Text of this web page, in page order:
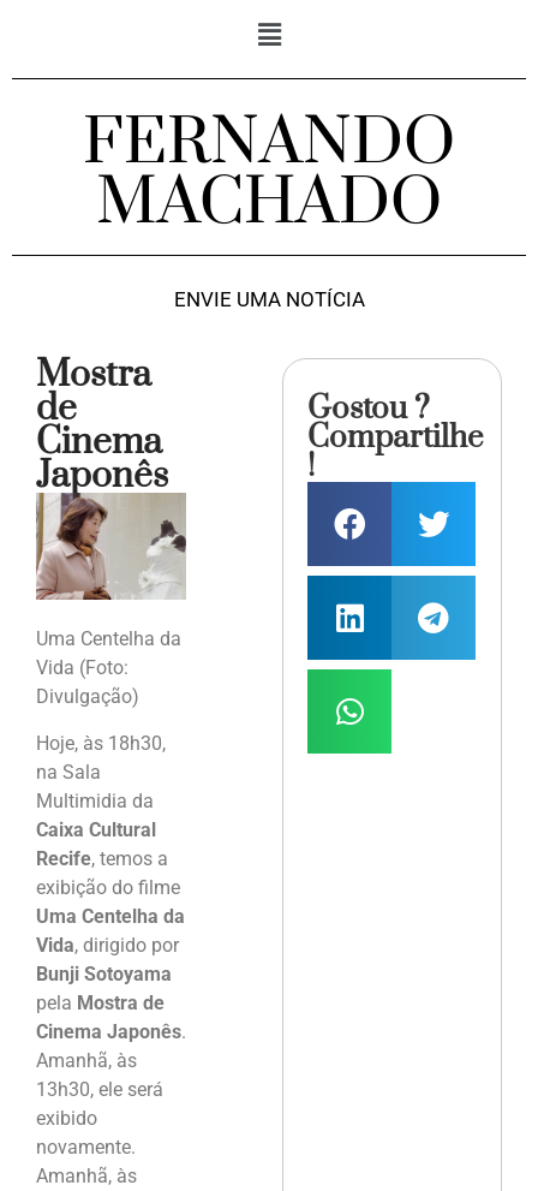
FERNANDO
MACHADO
ENVIE UMA NOTÍCIA
Mostra
de
Cinema
Japonês
Uma Centelha da
Vida (Foto:
Divulgação)
Hoje, às 18h30,
na Sala
Multimidia da
Caixa Cultural
Recife, temos a
exibição do filme
Uma Centelha da
Vida, dirigido por
Bunji Sotoyama
pela Mostra de
Cinema Japonês.
Amanhã, às
13h30, ele será
exibido
novamente.
Amanhã, às
Gostou ?
Compartilhe
!